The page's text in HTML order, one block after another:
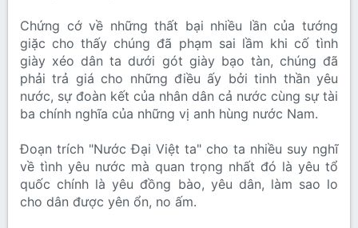
Chứng cớ về những thất bại nhiều lần của tướng
giặc cho thấy chúng đã phạm sai lầm khi cố tình
giày xéo dân ta dưới gót giày bạo tàn, chúng đã
phải trả giá cho những điều ấy bởi tinh thần yêu
nước, sự đoàn kết của nhân dân cả nước cùng sự tài
ba chính nghĩa của những vị anh hùng nước Nam.
Đoạn trích "Nước Đại Việt ta" cho ta nhiều suy nghĩ
về tình yêu nước mà quan trọng nhất đó là yêu tổ
quốc chính là yêu đồng bào, yêu dân, làm sao lo
cho dân được yên ổn, no ấm.